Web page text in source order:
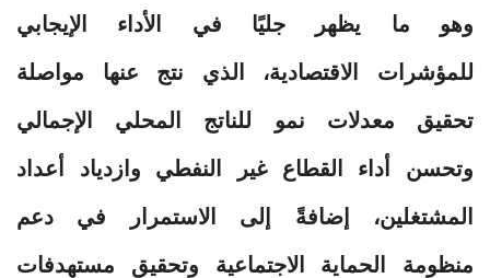
وهو ما يظهر جليًا في الأداء الإيجابي
للمؤشرات الاقتصادية، الذي نتج عنها مواصلة
تحقيق معدلات نمو للناتج المحلي الإجمالي
وتحسن أداء القطاع غير النفطي وازدياد أعداد
المشتغلين، إضافةً إلى الاستمرار في دعم
منظومة الحماية الاجتماعية وتحقيق مستهدفات